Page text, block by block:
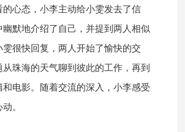
的心态，小李主动给小雯发去了信
幽默地介绍了自己，并提到两人相似
雯很快回复，两人开始了愉快的交
珠海的天气聊到彼此的工作，再到
电影。随着交流的深入，小李感受
。